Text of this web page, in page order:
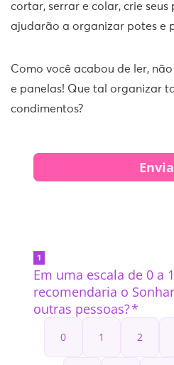
cortar, serrar e colar, crie seus
ajudarão a organizar potes e
Como você acabou de ler,
e panelas! Que tal organizar
condimentos?